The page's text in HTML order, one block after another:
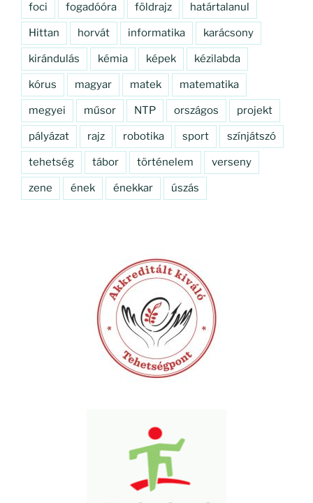
foci fogadóóra földrajz határtalanul
Hittan horvát informatika karácsony
kirándulás kémia képek kézilabda
kórus magyar matek matematika
megyei műsor NTP országos projekt
pályázat rajz robotika sport színjátszó
tehetség tábor történelem verseny
zene ének énekkar úszás